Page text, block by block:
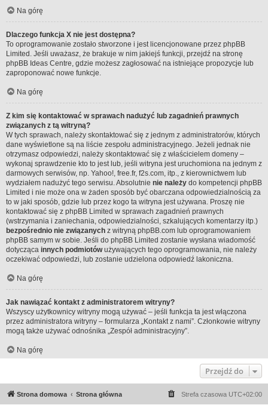
Na górę
Dlaczego funkcja X nie jest dostępna?
To oprogramowanie zostało stworzone i jest licencjonowane przez phpBB
Limited. Jeśli uważasz, że brakuje w nim jakiejś funkcji, przejdź na stronę
phpBB Ideas Centre, gdzie możesz zagłosować na istniejące propozycje lub
zaproponować nowe funkcje.
Na górę
Z kim się kontaktować w sprawach nadużyć lub zagadnień prawnych
związanych z tą witryną?
W tych sprawach, należy skontaktować się z jednym z administratorów, których
dane wyświetlone są na liście zespołu administracyjnego. Jeżeli jednak nie
otrzymasz odpowiedzi, należy skontaktować się z właścicielem domeny –
wykonaj sprawdzenie kto to jestlub, jeśli witryna jest uruchomiona na jednym z
darmowych serwisów, np. Yahoo!, free.fr, f2s.com, itp., z kierownictwem lub
wydziałem nadużyć tego serwisu. Absolutnie nie należy do kompetencji phpBB
Limited i nie może ona w żaden sposób być obarczana odpowiedzialnością za
to w jaki sposób, gdzie lub przez kogo ta witryna jest używana. Proszę nie
kontaktować się z phpBB Limited w sprawach zagadnień prawnych
(wstrzymania i zaniechania, odpowiedzialności, szkalujących komentarzy itp.)
bezpośrednio nie związanych z witryną phpBB.com lub oprogramowaniem
phpBB samym w sobie. Jeśli do phpBB Limited zostanie wysłana wiadomość
dotycząca innych podmiotówużywających tego oprogramowania, nie należy
oczekiwać odpowiedzi, lub zostanie udzielona odpowiedź lakoniczna.
Na górę
Jak nawiązać kontakt z administratorem witryny?
Wszyscy użytkownicy witryny mogą używać – jeśli funkcja ta jest włączona
przez administratora witryny – formularza „Kontakt z nami”. Członkowie witryny
mogą także używać odnośnika „Zespół administracyjny”.
Na górę
Przejdź do
Strona domowa Strona główna Strefa czasowa UTC+02:00